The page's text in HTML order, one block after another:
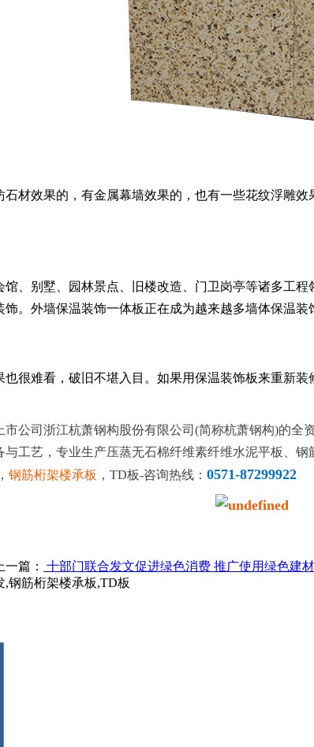
材效果的，有金属幕墙效果的，也有一些花纹浮雕
、别墅、园林景点、旧楼改造、门卫岗亭等诸多工
。外墙保温装饰一体板正在成为越来越多墙体保温装
很难看，破旧不堪入目。如果用保温装饰板来重新
市公司浙江杭萧钢构股份有限公司(简称杭萧钢构)的
工艺，专业生产压蒸无石棉纤维素纤维水泥平板、
， 钢筋桁架楼承板 ，TD板-咨询热线： 0571-87299922
上一篇：
十部门联合发文促进绿色消费 推广使用绿色建材
钢筋桁架楼承板,TD板